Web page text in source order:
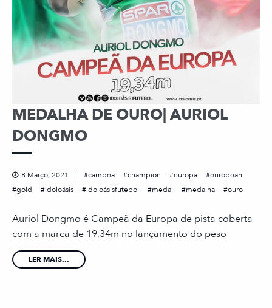
MEDALHA DE OURO| AURIOL
DONGMO
8 Março, 2021 campeã champion europa
european
gold
idoloásis idoloásisfutebol medal medalha ouro
Auriol Dongmo é Campeã da Europa de pista coberta
com a marca de 19,34m no lançamento do peso
LER MAIS...